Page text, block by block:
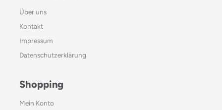
Über uns
Kontakt
Impressum
Datenschutzerklärung
Shopping
Mein Konto